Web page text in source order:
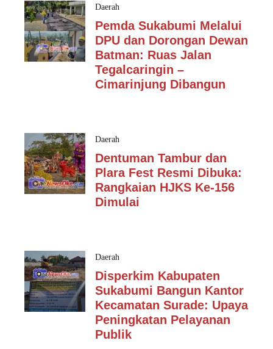
Daerah
Pemda Sukabumi Melalui
DPU dan Dorongan Dewan
Batman: Ruas Jalan
Tegalcaringin –
Cimarinjung Dibangun
Daerah
Dentuman Tambur dan
Plara Fest Resmi Dibuka:
Rangkaian HJKS Ke-156
Dimulai
Daerah
Disperkim Kabupaten
Sukabumi Bangun Kantor
Kecamatan Surade: Upaya
Peningkatan Pelayanan
Publik